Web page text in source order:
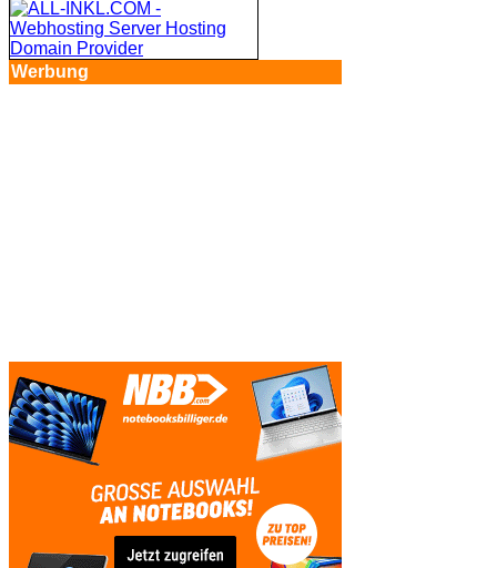
Werbung